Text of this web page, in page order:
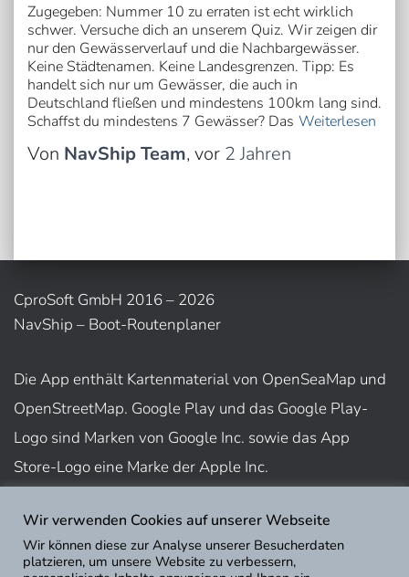
Zugegeben: Nummer 10 zu erraten ist echt wirklich
schwer. Versuche dich an unserem Quiz. Wir zeigen dir
nur den Gewässerverlauf und die Nachbargewässer.
Keine Städtenamen. Keine Landesgrenzen. Tipp: Es
handelt sich nur um Gewässer, die auch in
Deutschland fließen und mindestens 100km lang sind.
Schaffst du mindestens 7 Gewässer? Das Weiterlesen
Von NavShip Team, vor 2 Jahren
CproSoft GmbH 2016 – 2026
NavShip – Boot-Routenplaner
Die App enthält Kartenmaterial von OpenSeaMap und
OpenStreetMap. Google Play und das Google Play-
Logo sind Marken von Google Inc. sowie das App
Store-Logo eine Marke der Apple Inc.
Nutzungsbedingungen
Impressum
Wir verwenden Cookies auf unserer Webseite
Wir können diese zur Analyse unserer Besucherdaten
platzieren, um unsere Website zu verbessern,